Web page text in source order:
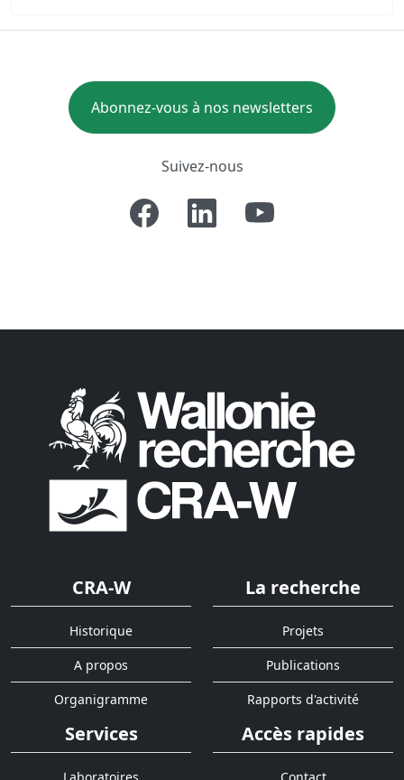
Abonnez-vous à nos newsletters
Suivez-nous
CRA-W
Historique
A propos
Organigramme
La recherche
Projets
Publications
Rapports d'activité
Services Accès rapides